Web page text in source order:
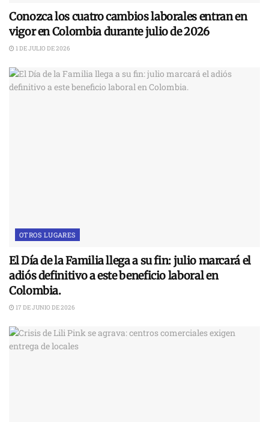
Conozca los cuatro cambios laborales entran en
vigor en Colombia durante julio de 2026
1 DE JULIO DE 2026
OTROS LUGARES
El Día de la Familia llega a su fin: julio marcará el
adiós definitivo a este beneficio laboral en
Colombia.
17 DE JUNIO DE 2026